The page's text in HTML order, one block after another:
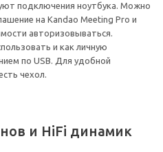
подключения ноутбука. Можно
на Kandao Meeting Pro и
авторизовываться.
и как личную
по USB. Для удобной
чехол.
и HiFi динамик